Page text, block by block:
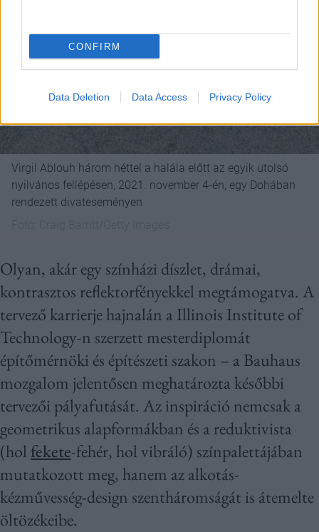
CONFIRM
Data Deletion Data Access Privacy Policy
Virgil Ablouh három héttel a halála előtt az egyik utolsó
nyilvános fellépésen, 2021. november 4-én, egy Dohában
rendezett divateseményen
Olyan, akár egy színházi díszlet, drámai,
kontrasztos reflektorfényekkel megtámogatva. A
tervező karrierje hajnalán a Illinois Institute of
Technology-n szerzett mesterdiplomát
építőmérnöki és építészeti szakon – a Bauhaus
mozgalom jelentősen meghatározta későbbi
tervezői pályafutását. Az inspiráció nemcsak a
geometrikus alapformákban és a reduktivista
(hol fekete-fehér, hol vibráló) színpalettájában
mutatkozott meg, hanem az alkotás-
kézművesség-design szentháromságát is átemelte
öltözékeibe.